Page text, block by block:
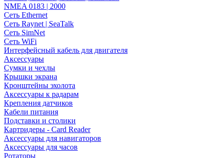
NMEA 0183 | 2000
Сеть Ethernet
Сеть Raynet | SeaTalk
Сеть SimNet
Сеть WiFi
Интерфейсный кабель для двигателя
Аксессуары
Сумки и чехлы
Крышки экрана
Кронштейны эхолота
Аксессуары к радарам
Крепления датчиков
Кабели питания
Подставки и столики
Картридеры - Card Reader
Аксессуары для навигаторов
Аксессуары для часов
Ротаторы